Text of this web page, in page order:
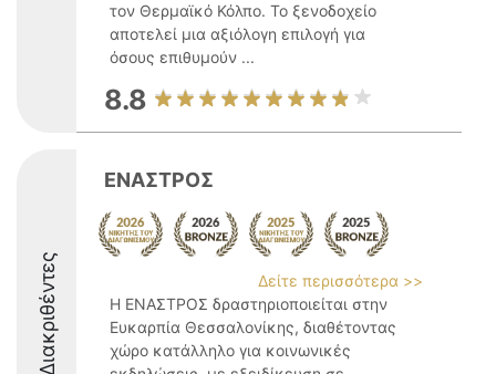
τον Θερμαϊκό Κόλπο. Το ξενοδοχείο
αποτελεί μια αξιόλογη επιλογή για
όσους επιθυμούν ...
8.8
Διακριθέντες
ΕΝΑΣΤΡΟΣ
Δείτε περισσότερα >>
Η ΕΝΑΣΤΡΟΣ δραστηριοποιείται στην
Ευκαρπία Θεσσαλονίκης, διαθέτοντας
χώρο κατάλληλο για κοινωνικές